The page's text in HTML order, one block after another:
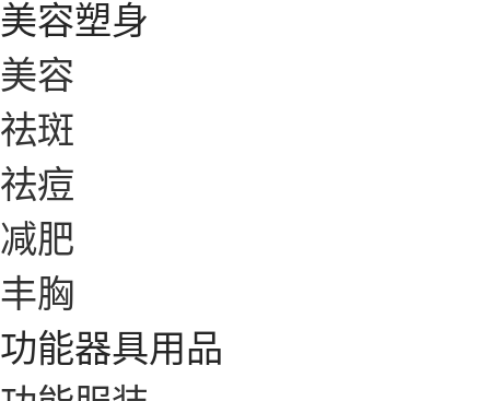
美容塑身
美容
祛斑
祛痘
减肥
丰胸
功能器具用品